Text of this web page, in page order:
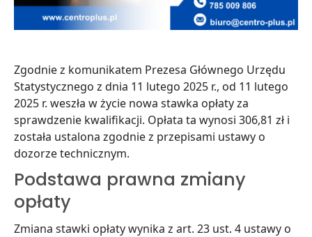
Zgodnie z komunikatem Prezesa Głównego Urzędu
Statystycznego z dnia 11 lutego 2025 r., od 11 lutego
2025 r. weszła w życie nowa stawka opłaty za
sprawdzenie kwalifikacji. Opłata ta wynosi 306,81 zł i
została ustalona zgodnie z przepisami ustawy o
dozorze technicznym.
Podstawa prawna zmiany
opłaty
Zmiana stawki opłaty wynika z art. 23 ust. 4 ustawy o